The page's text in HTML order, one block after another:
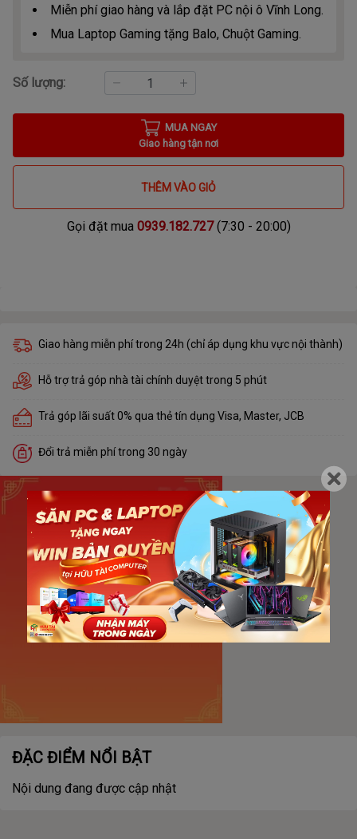
Miễn phí giao hàng và lắp đặt PC nội ô Vĩnh Long.
Mua Laptop Gaming tặng Balo, Chuột Gaming.
Số lượng:
MUA NGAY
Giao hàng tận nơi
THÊM VÀO GIỎ
Gọi đặt mua 0939.182.727(7:30 - 20:00)
Giao hàng miễn phí trong 24h (chỉ áp dụng khu vực nội thành)
Hỗ trợ trả góp nhà tài chính duyệt trong 5 phút
Trả góp lãi suất 0% qua thẻ tín dụng Visa, Master, JCB
Đổi trả miễn phí trong 30 ngày
ĐẶC ĐIỂM NỔI BẬT
Nội dung đang được cập nhật